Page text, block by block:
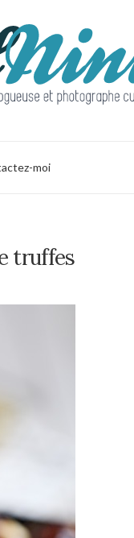
moi
truffes